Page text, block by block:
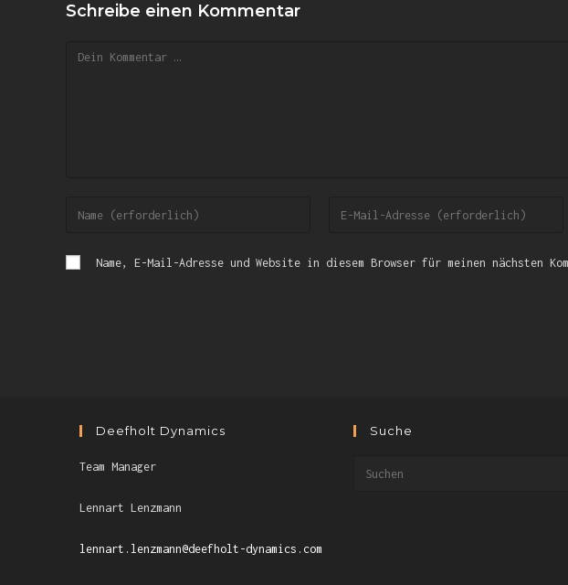
Schreibe einen Kommentar
Name, E-Mail-Adresse und Website in diesem Browser für meinen nächsten
Deefholt Dynamics
Team Manager
Lennart Lenzmann
lennart.lenzmann@deefholt-dynamics.com
Suche